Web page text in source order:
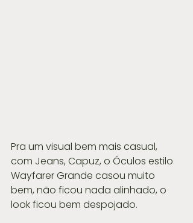
Pra um visual bem mais casual,
com Jeans, Capuz, o Óculos estilo
Wayfarer Grande casou muito
bem, não ficou nada alinhado, o
look ficou bem despojado.